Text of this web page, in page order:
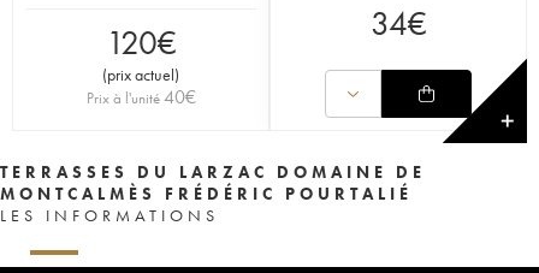
120€
(prix actuel)
Prix à l'unité 40€
34€
✕
TERRASSES DU LARZAC DOMAINE DE
MONTCALMÈS FRÉDÉRIC POURTALIÉ
LES INFORMATIONS